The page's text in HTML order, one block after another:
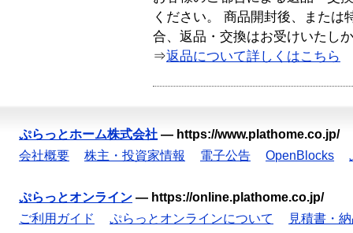
ください。 商品開封後、または
合、返品・交換はお受けいたし
⇒返品について詳しくはこちら
ぷらっとホーム株式会社 — https://www.plathome.co.jp/
会社概要
株主・投資家情報 電子公告 OpenBlocks
ぷらっとオンライン — https://online.plathome.co.jp/
ご利用ガイド
ぷらっとオンラインについて
見積書・